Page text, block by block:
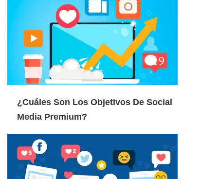
¿Cuáles Son Los Objetivos De Social
Media Premium?